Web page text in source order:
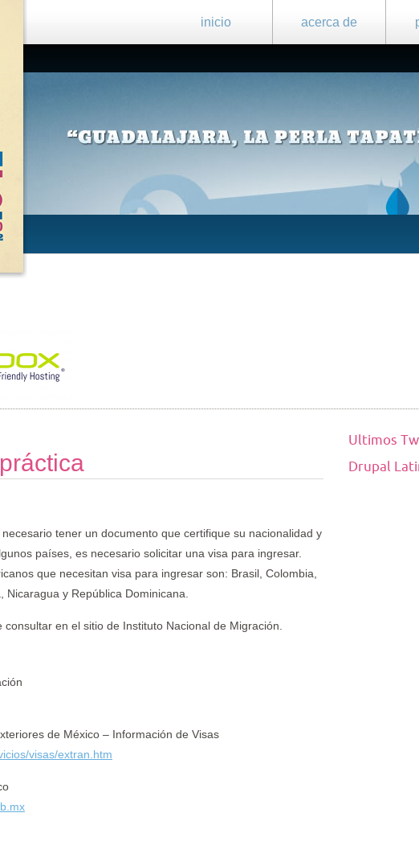
inicio acerca de
tener un documento que certifique su nacionalidad y
países, es necesario solicitar una visa para ingresar.
que necesitan visa para ingresar son: Brasil, Colombia,
Nicaragua y República Dominicana.
en el sitio de Instituto Nacional de Migración.
de México – Información de Visas
visas/extran.htm
Ultimos
Drupal